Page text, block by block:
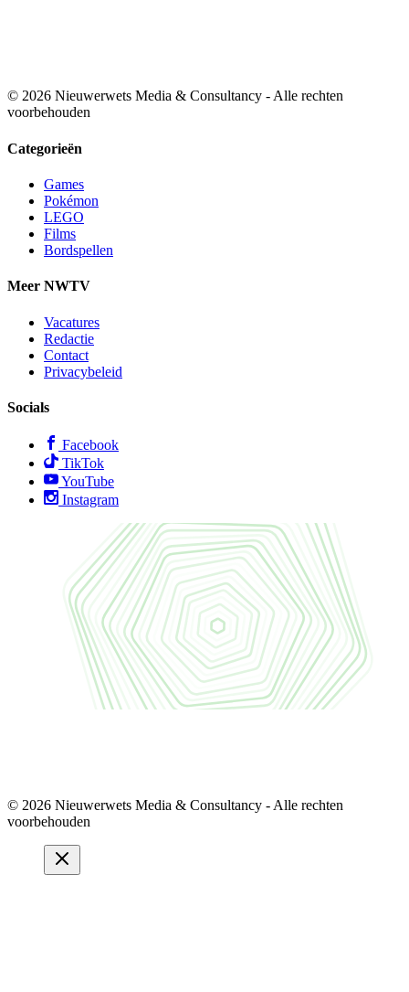
© 2026 Nieuwerwets Media & Consultancy - Alle rechten
voorbehouden
Categorieën
Games
Pokémon
LEGO
Films
Bordspellen
Meer NWTV
Vacatures
Redactie
Contact
Privacybeleid
Socials
Facebook
TikTok
YouTube
Instagram
© 2026 Nieuwerwets Media & Consultancy - Alle rechten
voorbehouden